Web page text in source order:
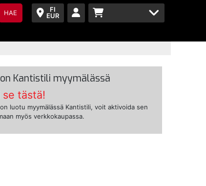
FI
EUR
HAE
Kantistili myymälässä
tästä!
luotu myymälässä Kantistili, voit aktivoida sen
myös verkkokaupassa.